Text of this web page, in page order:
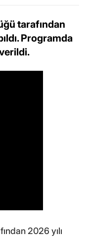
tarafından
Programda
2026 yılı